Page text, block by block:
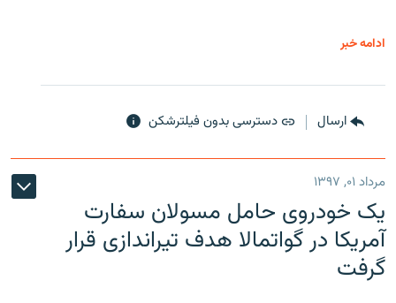
ادامه خبر
ارسال دسترسی بدون فیلترشکن
مرداد ۰۱, ۱۳۹۷
یک خودروی حامل مسولان سفارت
آمریکا در گواتمالا هدف تیراندازی قرار
گرفت